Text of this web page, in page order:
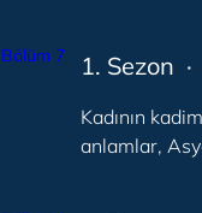
1. Sezon
Kadının
anlamlar,